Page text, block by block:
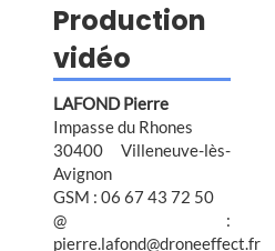
Production
vidéo
LAFOND Pierre
Impasse du Rhones
30400 Villeneuve-lès-
Avignon
GSM : 06 67 43 72 50
@ :
pierre.lafond@droneeffect.fr